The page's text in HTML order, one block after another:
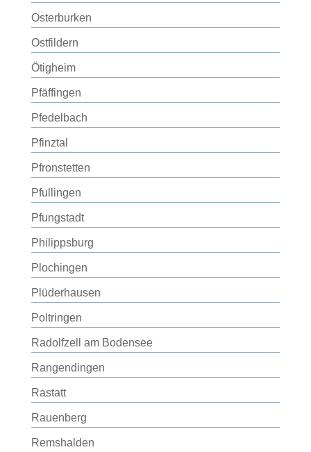
Osterburken
Ostfildern
Ötigheim
Pfäffingen
Pfedelbach
Pfinztal
Pfronstetten
Pfullingen
Pfungstadt
Philippsburg
Plochingen
Plüderhausen
Poltringen
Radolfzell am Bodensee
Rangendingen
Rastatt
Rauenberg
Remshalden